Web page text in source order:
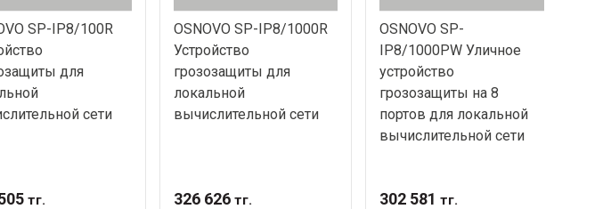
SP-IP8/100R
для
сети
тг.
OSNOVO SP-IP8/1000R
Устройство
грозозащиты для
локальной
вычислительной сети
326 626тг.
OSNOVO SP-
IP8/1000PW Уличное
устройство
грозозащиты на 8
портов для локальной
вычислительной сети
302 581 тг.